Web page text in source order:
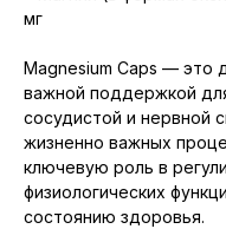
мг
Magnesium Caps — это
важной поддержкой
сосудистой и нервной
жизненно важных
ключевую роль в
физиологических
состоянию здоровья.